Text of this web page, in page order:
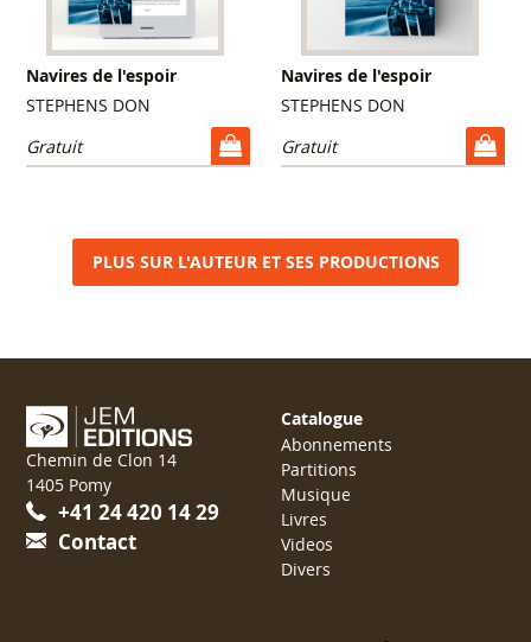
Navires de l'espoir
STEPHENS DON
Gratuit
Navires de l'espoir
STEPHENS DON
Gratuit
PLUS SUR L'AUTEUR ET SES PRODUCTIONS
Chemin de Clon 14
1405 Pomy
+41 24 420 14 29
Contact
Catalogue
Abonnements
Partitions
Musique
Livres
Videos
Divers